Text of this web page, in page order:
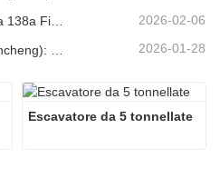
Un successo clamoroso alla 138a Fiera di Canton! 2026-02-06
2026-01-28
Escavatore da 5 tonnellate